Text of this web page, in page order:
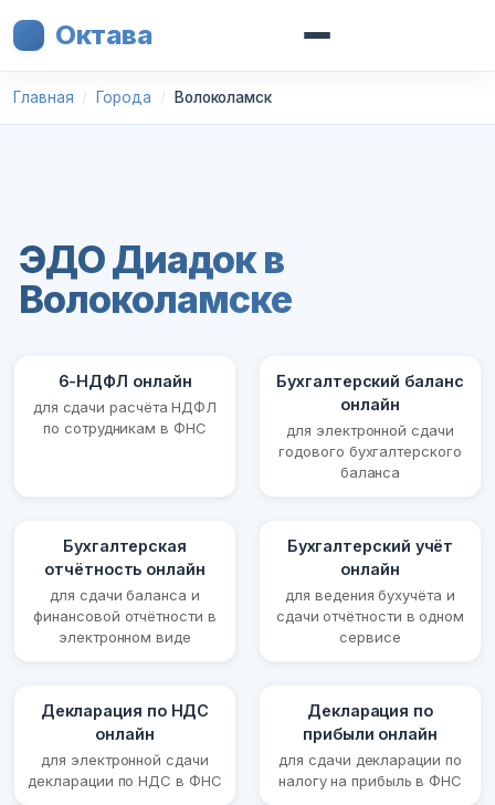
Октава
Главная Города Волоколамск
ЭДО Диадок в
Волоколамске
6-НДФЛ онлайн
для сдачи расчёта НДФЛ
по сотрудникам в ФНС
Бухгалтерский баланс
онлайн
для электронной сдачи
годового бухгалтерского
баланса
Бухгалтерская
отчётность онлайн
для сдачи баланса и
финансовой отчётности в
электронном виде
Бухгалтерский учёт
онлайн
для ведения бухучёта и
сдачи отчётности в одном
сервисе
Декларация по НДС
онлайн
для электронной сдачи
декларации по НДС в ФНС
Декларация по
прибыли онлайн
для сдачи декларации по
налогу на прибыль в ФНС